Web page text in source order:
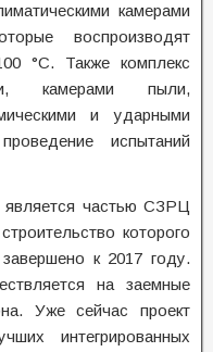
камерами
воспроизводят
°С. Также комплекс
камерами пыли,
и ударными
испытаний
является частью СЗРЦ
которого
к 2017 году.
на заемные
Уже сейчас проект
интегрированных